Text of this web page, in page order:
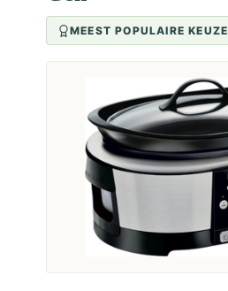
MEEST POPULAIRE KEUZE